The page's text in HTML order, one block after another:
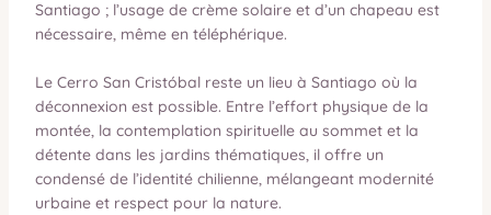
Santiago ; l’usage de crème solaire et d’un chapeau est
nécessaire, même en téléphérique.
Le Cerro San Cristóbal reste un lieu à Santiago où la
déconnexion est possible. Entre l’effort physique de la
montée, la contemplation spirituelle au sommet et la
détente dans les jardins thématiques, il offre un
condensé de l’identité chilienne, mélangeant modernité
urbaine et respect pour la nature.